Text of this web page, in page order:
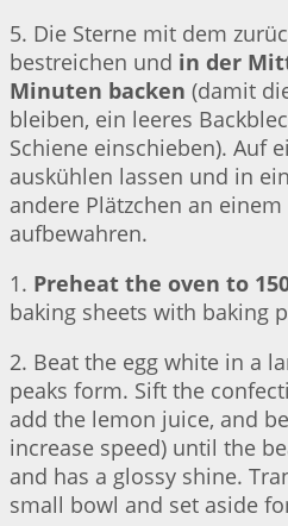
5. Die Sterne mit dem
bestreichen und in der
Minuten backen (damit
bleiben, ein leeres
Schiene einschieben). Auf
auskühlen lassen und in
andere Plätzchen an
aufbewahren.
1. Preheat the oven to
baking sheets with baking
2. Beat the egg white in a
peaks form. Sift the
add the lemon juice, and
increase speed) until the
and has a glossy shine.
small bowl and set aside